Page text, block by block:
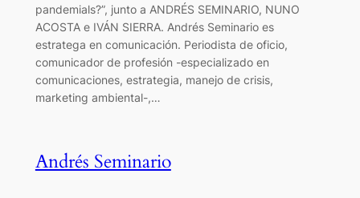
pandemials?”, junto a ANDRÉS SEMINARIO, NUNO
ACOSTA e IVÁN SIERRA. Andrés Seminario es
estratega en comunicación. Periodista de oficio,
comunicador de profesión -especializado en
comunicaciones, estrategia, manejo de crisis,
marketing ambiental-,…
Andrés Seminario